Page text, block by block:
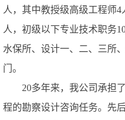
人，其中教授级高级工程师4
人，初级以下专业技术职务
水保所、设计一、二、三所
门。
20多年来，我公司承担
程的勘察设计咨询任务。先